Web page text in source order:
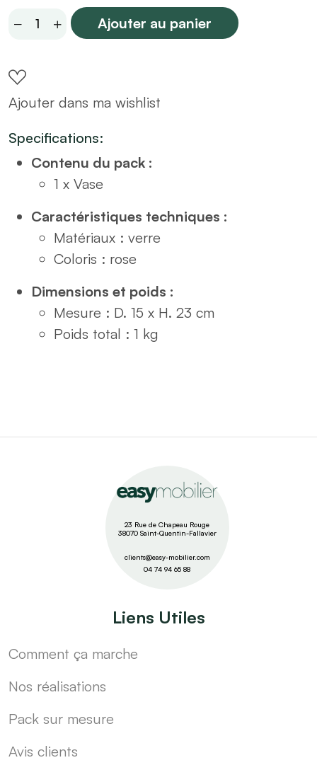
Vase
verre
rose
quantity
Ajouter au panier
Ajouter dans ma wishlist
Specifications:
Contenu du pack :
1 x Vase
Caractéristiques techniques :
Matériaux : verre
Coloris : rose
Dimensions et poids :
Mesure : D. 15 x H. 23 cm
Poids total : 1 kg
23 Rue de Chapeau Rouge
38070 Saint-Quentin-Fallavier
clients@easy-mobilier.com
04 74 94 65 88
Liens Utiles
Comment ça marche
Nos réalisations
Pack sur mesure
Avis clients